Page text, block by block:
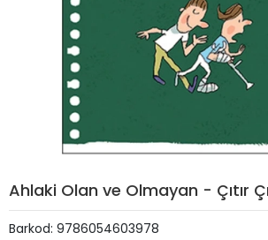
Ahlaki Olan ve Olmayan - Çıtır
Barkod: 9786054603978